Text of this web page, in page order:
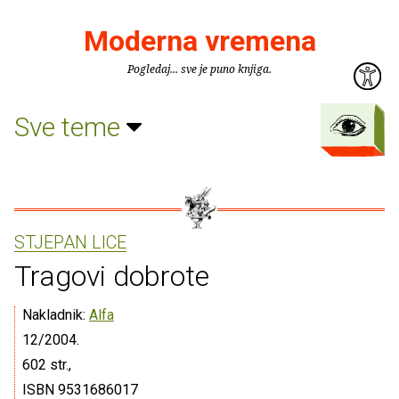
Moderna vremena
Pogledaj... sve je puno knjiga.
Sve teme
STJEPAN LICE
Tragovi dobrote
Nakladnik: Alfa
12/2004.
602 str.,
ISBN 9531686017